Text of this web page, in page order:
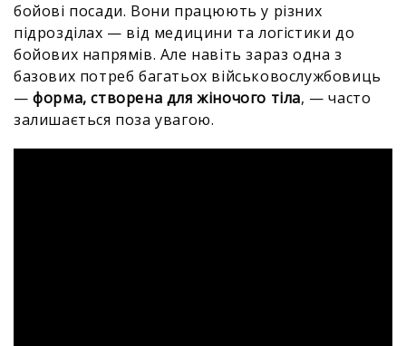
бойові посади. Вони працюють у різних
підрозділах — від медицини та логістики до
бойових напрямів. Але навіть зараз одна з
базових потреб багатьох військовослужбовиць
—форма, створена для жіночого тіла, — часто
залишається поза увагою.